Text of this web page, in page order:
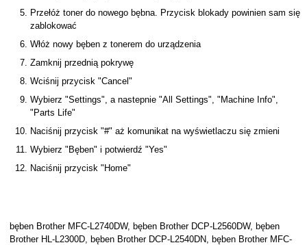
Przełóż toner do nowego bębna. Przycisk blokady powinien sam się
zablokować
Włóż nowy bęben z tonerem do urządzenia
Zamknij przednią pokrywę
Wciśnij przycisk "Cancel"
Wybierz "Settings", a nastepnie "All Settings", "Machine Info",
"Parts Life"
Naciśnij przycisk "#" aż komunikat na wyświetlaczu się zmieni
Wybierz "Bęben" i potwierdź "Yes"
Naciśnij przycisk "Home"
bęben Brother MFC-L2740DW, bęben Brother DCP-L2560DW, bęben
Brother HL-L2300D, bęben Brother DCP-L2540DN, bęben Brother MFC-